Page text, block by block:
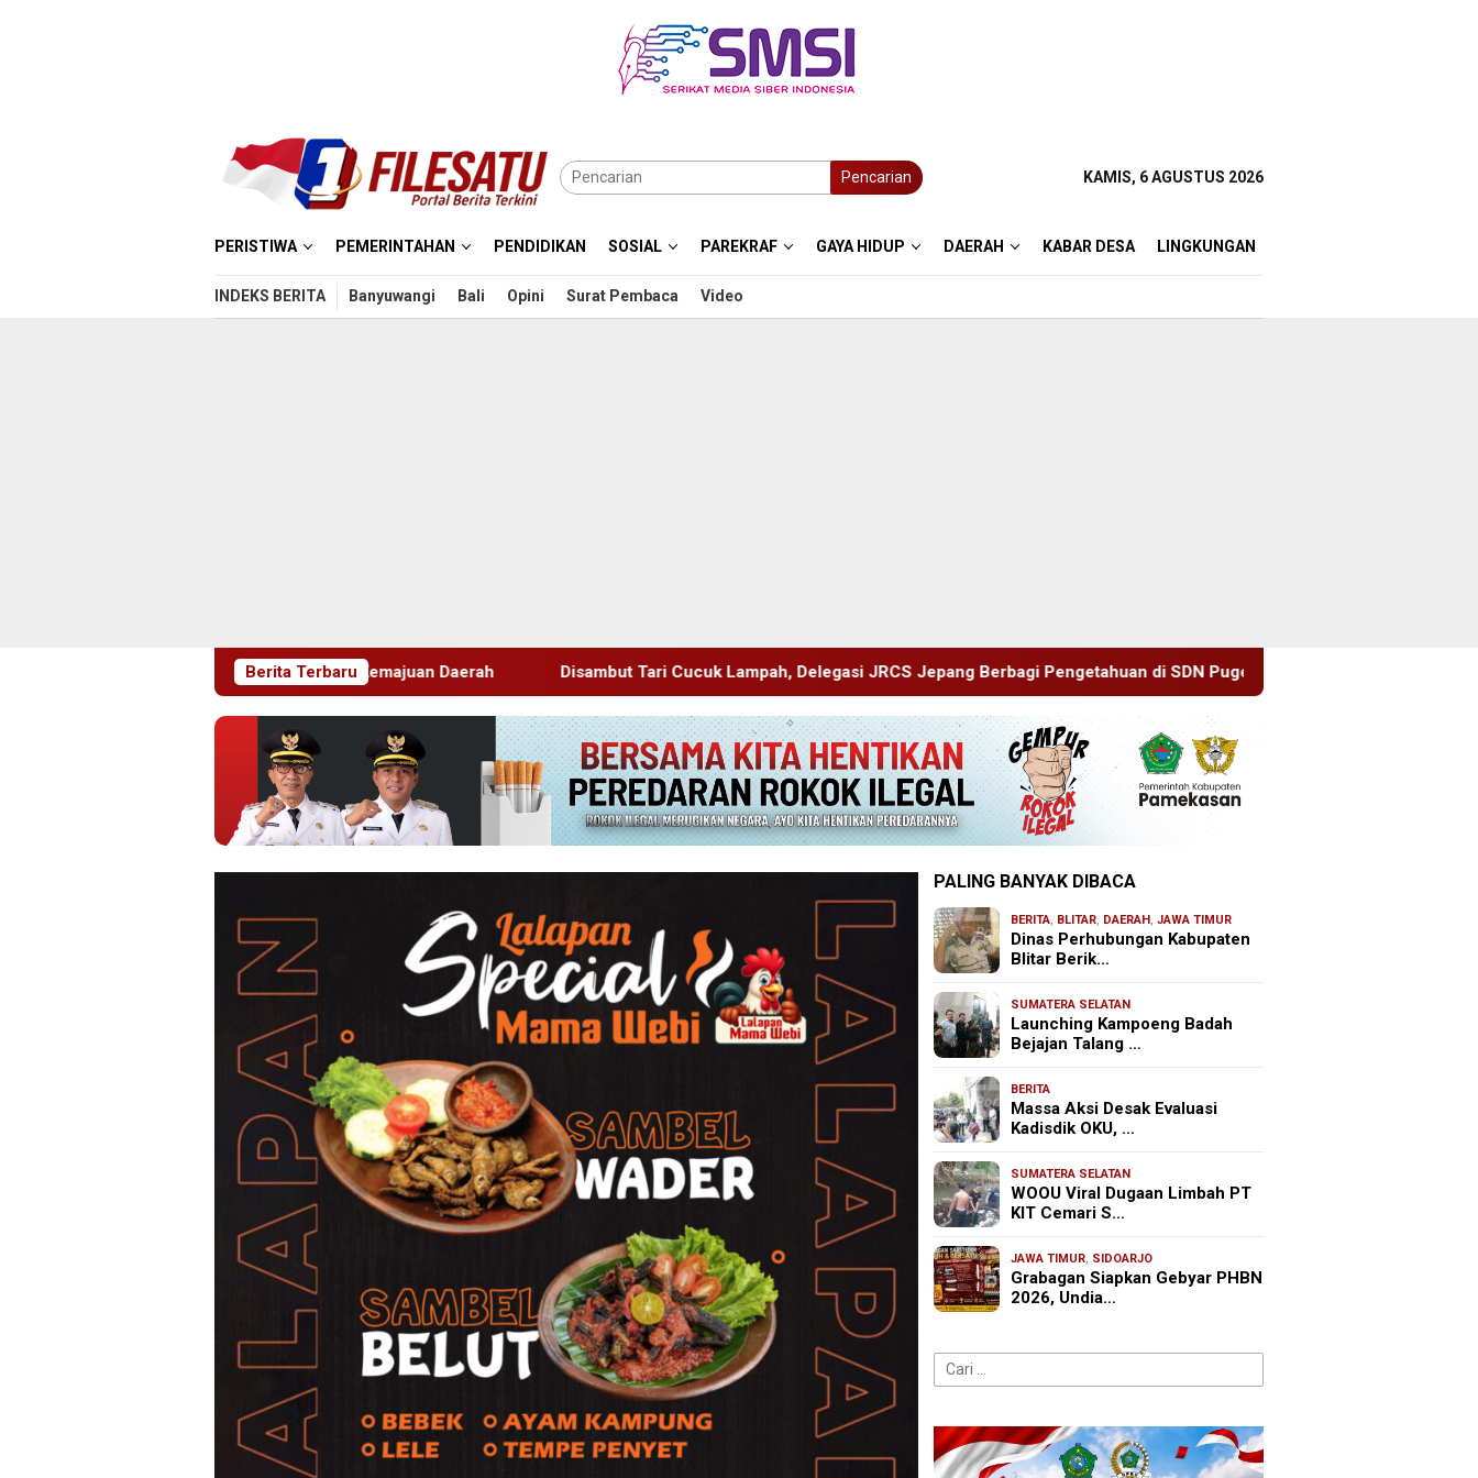
Pencarian KAMIS, 6 AGUSTUS 2026
PERISTIWA PEMERINTAHAN PENDIDIKAN SOSIAL PAREKRAF GAYA HIDUP DAERAH KABAR DESA LINGKUNGAN
INDEKS BERITA Banyuwangi Bali Opini Surat Pembaca Video
Berita Terbaru
Penuh untuk Kemajuan Daerah Disambut Tari Cucuk Lampah, Delegasi JRCS Jepang Berbagi Pengetahuan di SDN Puger Kulon 01 Hasil Mediasi Dinilai “Nol”, Warga
PALING BANYAK DIBACA
BERITA, BLITAR, DAERAH ,JAWA TIMUR
Dinas Perhubungan Kabupaten
Blitar Berik…
SUMATERA SELATAN
Launching Kampoeng Badah
Bejajan Talang …
BERITA
Massa Aksi Desak Evaluasi
Kadisdik OKU, …
SUMATERA SELATAN
WOOU Viral Dugaan Limbah PT
KIT Cemari S…
JAWA TIMUR, SIDOARJO
Grabagan Siapkan Gebyar PHBN
2026, Undia…
Cari
untuk: